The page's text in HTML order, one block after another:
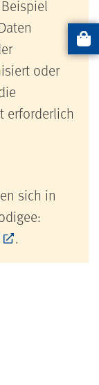
oder
erforderlich
sich in
.
Artikel